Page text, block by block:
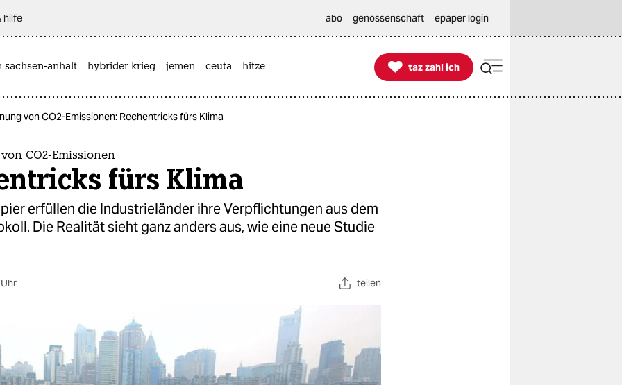
hilfe abo genossenschaft epaper login
sachsen-anhalt hybrider krieg jemen ceuta hitze 
taz zahl ich
taz zahl ich
von CO2-Emissionen: Rechentricks fürs Klima
CO2-Emissionen
fürs Klima
erfüllen die Industrieländer ihre Verpflichtungen aus dem
Die Realität sieht ganz anders aus, wie eine neue Studie
teilen